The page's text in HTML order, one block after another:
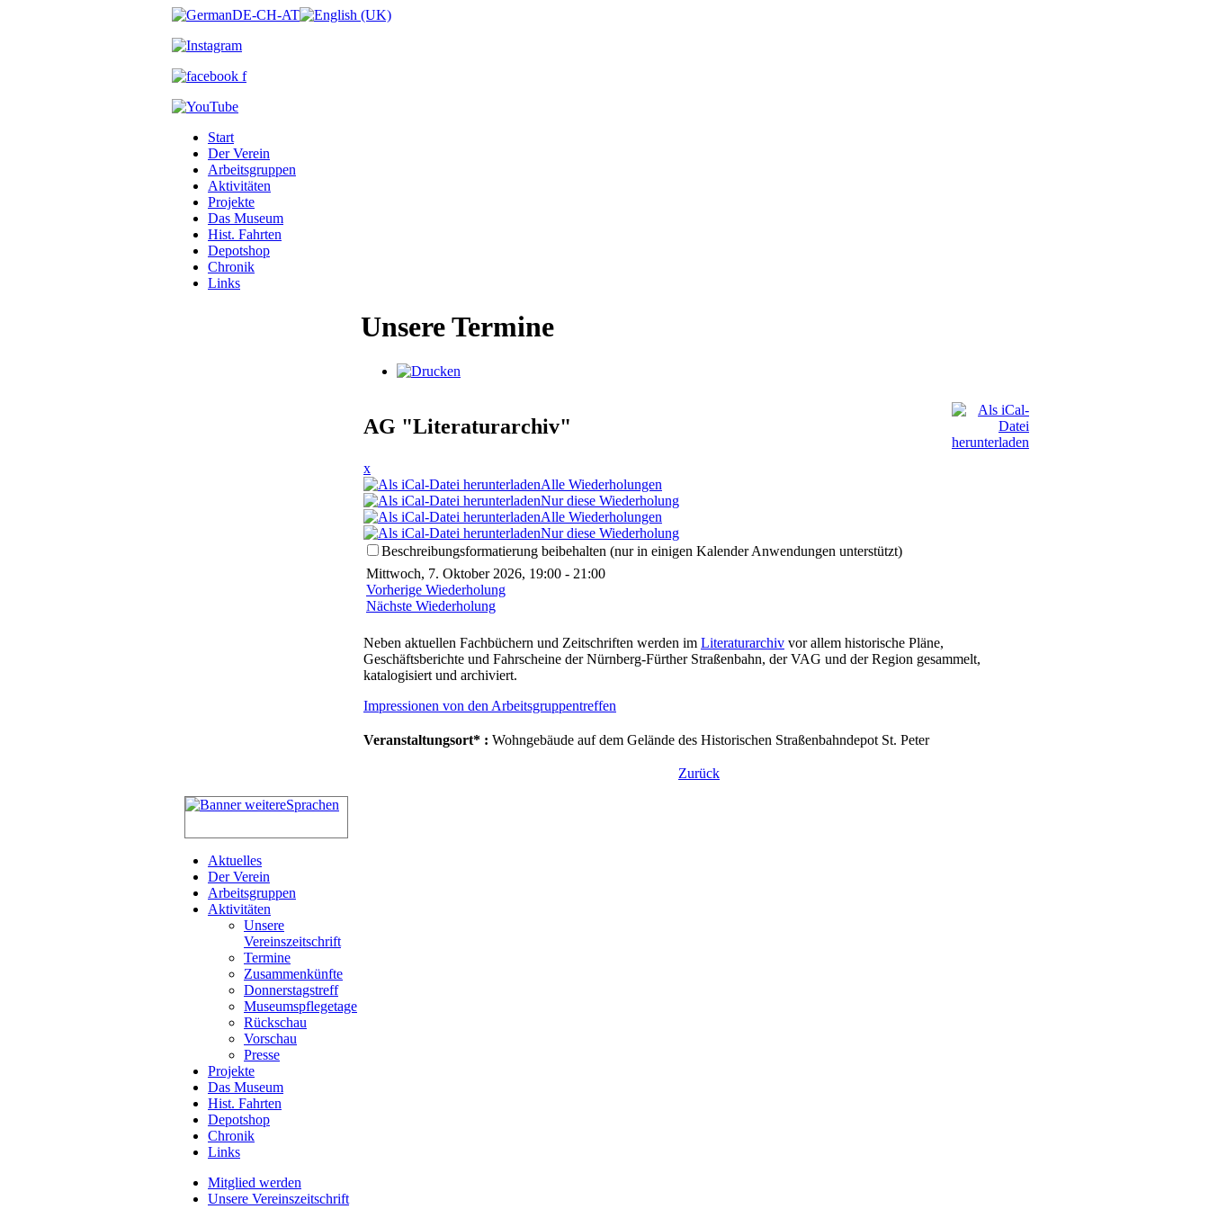
Start
Der Verein
Arbeitsgruppen
Aktivitäten
Projekte
Das Museum
Hist. Fahrten
Depotshop
Chronik
Links
Unsere Termine
AG "Literaturarchiv"
x
Alle Wiederholungen
Nur diese Wiederholung
Alle Wiederholungen
Nur diese Wiederholung
Beschreibungsformatierung beibehalten (nur in einigen Kalender Anwendungen unterstützt)
Mittwoch, 7. Oktober 2026, 19:00 - 21:00
Vorherige Wiederholung
Nächste Wiederholung
Neben aktuellen Fachbüchern und Zeitschriften werden im Literaturarchiv vor allem historische Pläne,
Geschäftsberichte und Fahrscheine der Nürnberg-Fürther Straßenbahn, der VAG und der Region gesammelt,
katalogisiert und archiviert.
Impressionen von den Arbeitsgruppentreffen
Veranstaltungsort* : Wohngebäude auf dem Gelände des Historischen Straßenbahndepot St. Peter
Zurück
Aktuelles
Der Verein
Arbeitsgruppen
Aktivitäten
Unsere
Vereinszeitschrift
Termine
Zusammenkünfte
Donnerstagstreff
Museumspflegetage
Rückschau
Vorschau
Presse
Projekte
Das Museum
Hist. Fahrten
Depotshop
Chronik
Links
Mitglied werden
Unsere Vereinszeitschrift